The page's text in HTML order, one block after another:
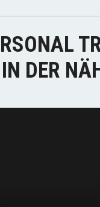
DER